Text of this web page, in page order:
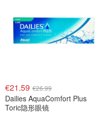
€21.59 €26.99
Dailies AquaComfort Plus
Toric隐形眼镜